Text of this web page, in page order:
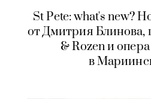
St Pete: what's new?
от Дмитрия Блинова,
& Rozen и
в